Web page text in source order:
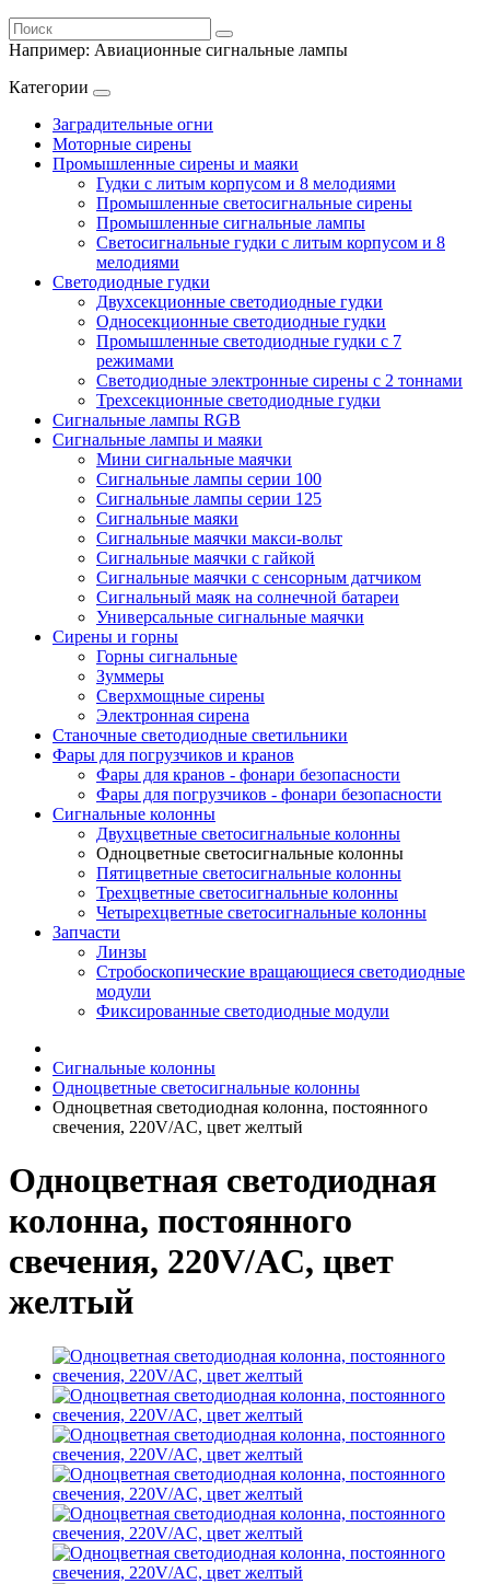
Например: Авиационные сигнальные лампы
Категории
Заградительные огни
Моторные сирены
Промышленные сирены и маяки
Гудки с литым корпусом и 8 мелодиями
Промышленные светосигнальные сирены
Промышленные сигнальные лампы
Светосигнальные гудки с литым корпусом и 8
мелодиями
Светодиодные гудки
Двухсекционные светодиодные гудки
Односекционные светодиодные гудки
Промышленные светодиодные гудки с 7
режимами
Светодиодные электронные сирены с 2 тоннами
Трехсекционные светодиодные гудки
Сигнальные лампы RGB
Сигнальные лампы и маяки
Мини сигнальные маячки
Сигнальные лампы серии 100
Сигнальные лампы серии 125
Сигнальные маяки
Сигнальные маячки макси-вольт
Сигнальные маячки с гайкой
Сигнальные маячки с сенсорным датчиком
Сигнальный маяк на солнечной батареи
Универсальные сигнальные маячки
Сирены и горны
Горны сигнальные
Зуммеры
Сверхмощные сирены
Электронная сирена
Станочные светодиодные светильники
Фары для погрузчиков и кранов
Фары для кранов - фонари безопасности
Фары для погрузчиков - фонари безопасности
Сигнальные колонны
Двухцветные светосигнальные колонны
Одноцветные светосигнальные колонны
Пятицветные светосигнальные колонны
Трехцветные светосигнальные колонны
Четырехцветные светосигнальные колонны
Запчасти
Линзы
Стробоскопические вращающиеся светодиодные
модули
Фиксированные светодиодные модули
Сигнальные колонны
Одноцветные светосигнальные колонны
Одноцветная светодиодная колонна, постоянного
свечения, 220V/AC, цвет желтый
Одноцветная светодиодная
колонна, постоянного
свечения, 220V/AC, цвет
желтый